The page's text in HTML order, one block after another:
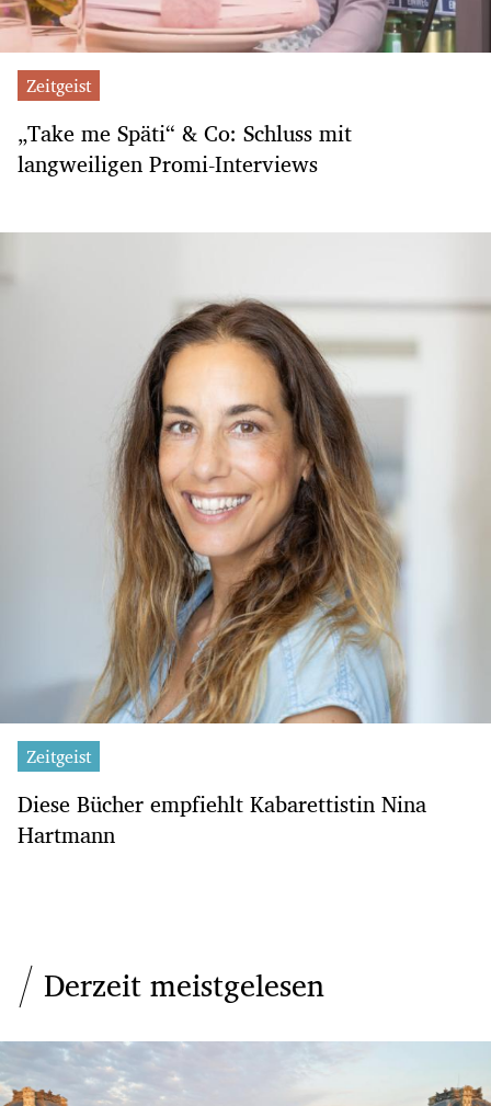
Zeitgeist
„Take me Späti“ & Co: Schluss mit
langweiligen Promi-Interviews
Zeitgeist
Diese Bücher empfiehlt Kabarettistin Nina
Hartmann
Derzeit meistgelesen